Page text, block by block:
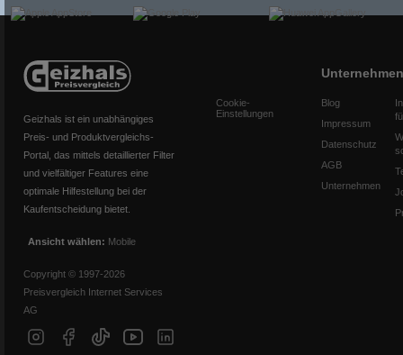
Geizhals ist ein unabhängiges
Preis- und Produktvergleichs-
Portal, das mittels detaillierter Filter
und vielfältiger Features eine
optimale Hilfestellung bei der
Kaufentscheidung bietet.
Ansicht wählen: Mobile
Copyright © 1997-2026
Preisvergleich Internet Services
AG
Cookie-
Einstellungen
Unternehmen
Blog
Impressum
Datenschutz
AGB
Unternehmen